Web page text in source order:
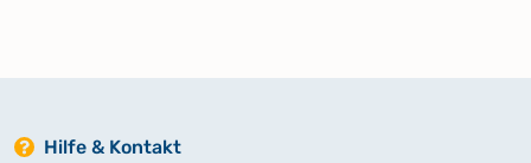
Hilfe & Kontakt